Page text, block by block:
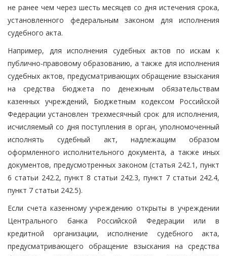
не ранее чем через шесть месяцев со дня истечения срока,
установленного федеральным законом для исполнения
судебного акта.
Например, для исполнения судебных актов по искам к
публично-правовому образованию, а также для исполнения
судебных актов, предусматривающих обращение взыскания
на средства бюджета по денежным обязательствам
казенных учреждений, Бюджетным кодексом Российской
Федерации установлен трехмесячный срок для исполнения,
исчисляемый со дня поступления в орган, уполномоченный
исполнять судебный акт, надлежащим образом
оформленного исполнительного документа, а также иных
документов, предусмотренных законом (статья 242.1, пункт
6 статьи 242.2, пункт 8 статьи 242.3, пункт 7 статьи 242.4,
пункт 7 статьи 242.5).
Если счета казенному учреждению открыты в учреждении
Центрального банка Российской Федерации или в
кредитной организации, исполнение судебного акта,
предусматривающего обращение взыскания на средства